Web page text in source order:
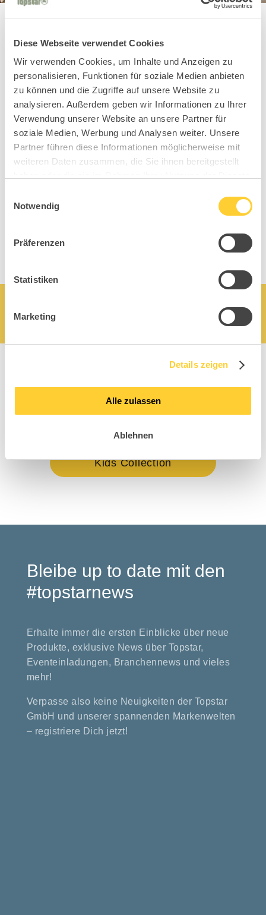
Diese Webseite verwendet Cookies
Wir verwenden Cookies, um Inhalte und Anzeigen zu
personalisieren, Funktionen für soziale Medien anbieten
zu können und die Zugriffe auf unsere Website zu
analysieren. Außerdem geben wir Informationen zu Ihrer
Verwendung unserer Website an unsere Partner für
soziale Medien, Werbung und Analysen weiter. Unsere
Partner führen diese Informationen möglicherweise mit
weiteren Daten zusammen, die Sie ihnen bereitgestellt
Notwendig
Präferenzen
Statistiken
Marketing
Details zeigen
Alle zulassen
Ablehnen
You might also
like these Kids
models
Kids Collection
Bleibe up to date mit den
#topstarnews
Erhalte immer die ersten Einblicke über neue
Produkte, exklusive News über Topstar,
Eventeinladungen, Branchennews und vieles
mehr!
Verpasse also keine Neuigkeiten der Topstar
GmbH und unserer spannenden Markenwelten
– registriere Dich jetzt!